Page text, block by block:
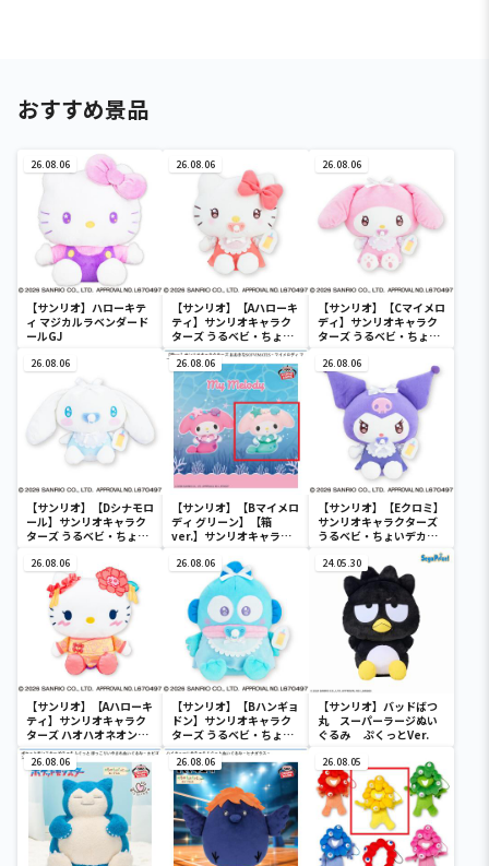
おすすめ景品
26.08.06
【サンリオ】ハローキテ
ィ マジカルラベンダード
ールGJ
26.08.06
【サンリオ】【Aハローキ
ティ】サンリオキャラク
ターズ うるベビ・ちょい
デカドール
26.08.06
【サンリオ】【Cマイメロ
ディ】サンリオキャラク
ターズ うるベビ・ちょい
26.08.06
【サンリオ】【Dシナモロ
ール】サンリオキャラク
ターズ うるベビ・ちょい
26.08.06
【サンリオ】【Bマイメロ
ディ グリーン】【箱
ver.】サンリオキャラク
SOFVIMATES～マイメロ
ディ マーメイドver. ～
26.08.06
【サンリオ】【Eクロミ】
サンリオキャラクターズ
うるベビ・ちょいデカド
26.08.06
【サンリオ】【Aハローキ
ティ】サンリオキャラク
ターズ ハオハオネオンタ
ウンドールBIGタイプ1
26.08.06
【サンリオ】【Bハンギョ
ドン】サンリオキャラク
ターズ うるベビ・ちょい
デカドール
24.05.30
【サンリオ】バッドばつ
丸 スーパーラージぬい
ぐるみ ぷくっとVer.
26.08.06 26.08.06 26.08.05